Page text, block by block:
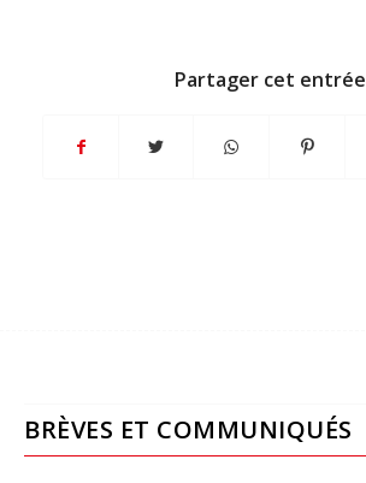
Partager cet entrée
BRÈVES ET COMMUNIQUÉS